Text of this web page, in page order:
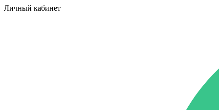
Личный кабинет